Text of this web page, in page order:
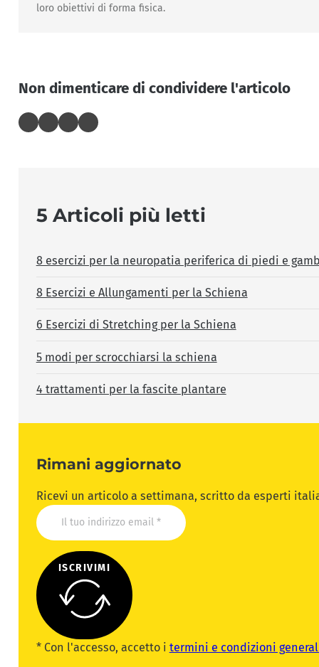
loro obiettivi di forma fisica.
Non dimenticare di condividere l'articolo
5 Articoli più letti
8 esercizi per la neuropatia periferica di piedi e
8 Esercizi e Allungamenti per la Schiena
6 Esercizi di Stretching per la Schiena
5 modi per scrocchiarsi la schiena
4 trattamenti per la fascite plantare
Rimani aggiornato
Ricevi un articolo a settimana, scritto da esperti
ISCRIVIMI
* Con l'accesso, accetto i termini e condizioni